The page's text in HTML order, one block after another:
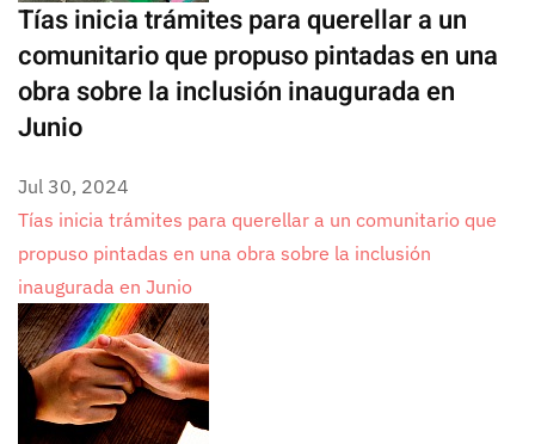
Tías inicia trámites para querellar a un
comunitario que propuso pintadas en una
obra sobre la inclusión inaugurada en
Junio
Jul 30, 2024
Tías inicia trámites para querellar a un comunitario que
propuso pintadas en una obra sobre la inclusión
inaugurada en Junio